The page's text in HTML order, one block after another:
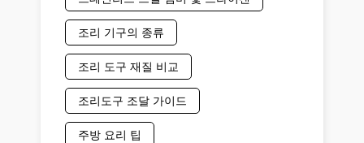
조리 기구의 종류
조리 도구 재질 비교
조리도구 조달 가이드
주방 요리 팁